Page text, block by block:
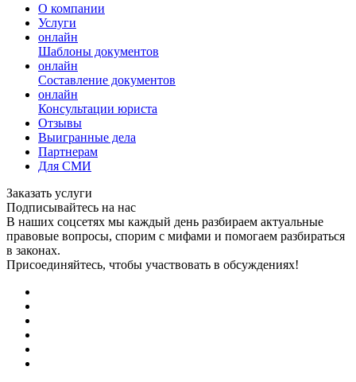
О компании
Услуги
онлайн
Шаблоны документов
онлайн
Составление документов
онлайн
Консультации юриста
Отзывы
Выигранные дела
Партнерам
Для СМИ
Заказать услуги
Подписывайтесь на нас
В наших соцсетях мы каждый день разбираем актуальные
правовые вопросы, спорим с мифами и помогаем разбираться
в законах.
Присоединяйтесь, чтобы участвовать в обсуждениях!